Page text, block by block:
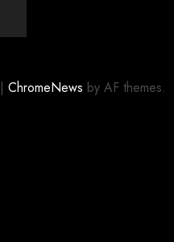
| ChromeNews by AF themes.